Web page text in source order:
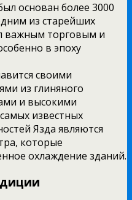
основан более 3000
из старейших
важным торговым и
в эпоху
своими
из глиняного
и высокими
известных
Язда являются
которые
охлаждение зданий.